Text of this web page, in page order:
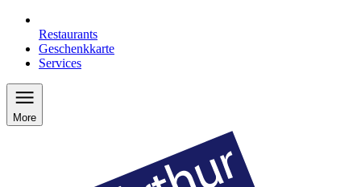
Restaurants
Geschenkkarte
Services
More